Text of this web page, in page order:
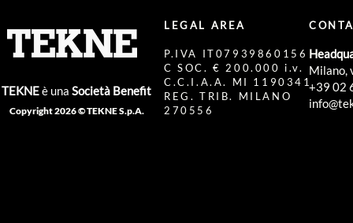
TEKNEè una Società Benefit
Copyright 2026 © TEKNE S.p.A.
LEGAL AREA
P.IVA IT07939860156
C SOC. € 200.000 i.v.
C.C.I.A.A. MI 1190341
REG. TRIB. MILANO
270556
Milano,
+39 02